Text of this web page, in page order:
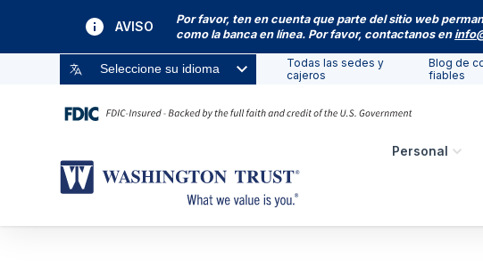
AVISO
Por favor, ten en cuenta que parte del sitio web
como la banca en línea. Por favor, contactanos en
Seleccione su idioma
Todas las sedes y
cajeros
Blog de
fiables
Personal